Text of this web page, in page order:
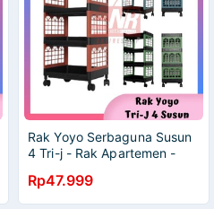
Rak Yoyo Serbaguna Susun
4 Tri-j - Rak Apartemen -
- Rak Dapur - Rak Elco
Rp47.999